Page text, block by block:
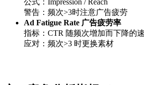
公式：Impression / Reach
警告：频次>3时注意广告疲劳
Ad Fatigue Rate 广告疲劳率
指标：CTR 随频次增加而下降的
应对：频次>3 时更换素材